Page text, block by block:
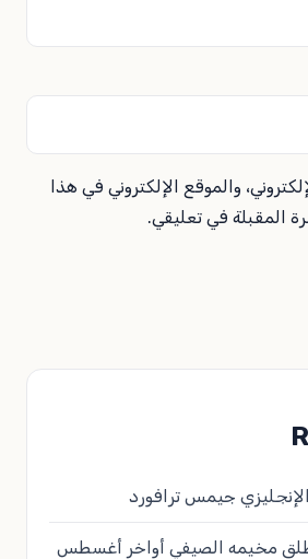
والموقع الإلكتروني في هذا
المقبلة في تعليقي.
الإنجليزي جيمس ترافورد
مخيمه الصيفي أواخر أغسطس